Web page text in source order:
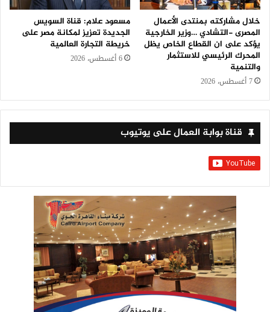
خلال مشاركته بمنتدى الأعمال
المصرى -التشادي …وزير الخارجية
يؤكد على ان القطاع الخاص يظل
المحرك الرئيسي للاستثمار
والتنمية
7 أغسطس، 2026
مسعود علام: قناة السويس
الجديدة تعزيز لمكانة مصر على
خريطة التجارة العالمية
6 أغسطس، 2026
قناة بوابة العمال على يوتيوب